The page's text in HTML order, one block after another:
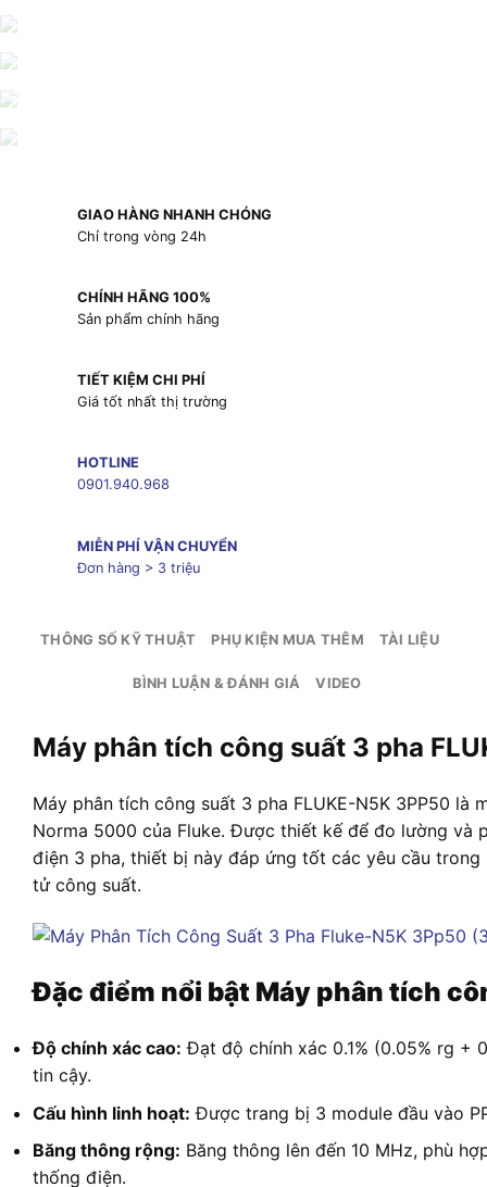
GIAO HÀNG NHANH CHÓNG
Chỉ trong vòng 24h
CHÍNH HÃNG 100%
Sản phẩm chính hãng
TIẾT KIỆM CHI PHÍ
Giá tốt nhất thị trường
HOTLINE
0901.940.968
MIỄN PHÍ VẬN CHUYỂN
Đơn hàng > 3 triệu
THÔNG SỐ KỸ THUẬT PHỤ KIỆN MUA THÊM TÀI LIỆU
BÌNH LUẬN & ĐÁNH GIÁ VIDEO
Máy phân tích công suất 3 pha
Máy phân tích công suất 3 pha FLUKE-N5K 3PP50
Norma 5000 của Fluke. Được thiết kế để đo lường và
điện 3 pha, thiết bị này đáp ứng tốt các yêu cầu
tử công suất.
Đặc điểm nổi bật Máy phân tích
Độ chính xác cao: Đạt độ chính xác 0.1% (0.05% rg +
tin cậy.
Cấu hình linh hoạt: Được trang bị 3 module đầu vào
Băng thông rộng: Băng thông lên đến 10 MHz, phù
thống điện.